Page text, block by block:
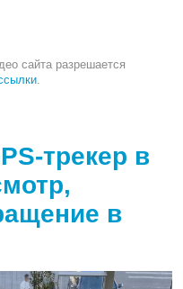
сайта разрешается
трекер в
в